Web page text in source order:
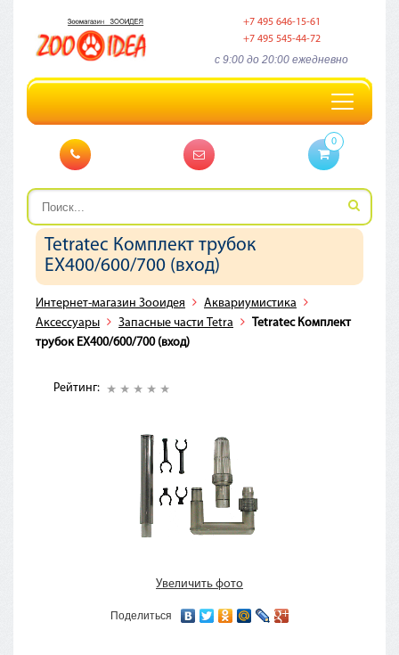
+7 495 646-15-61
+7 495 545-44-72
c 9:00 до 20:00 ежедневно
Toggle
navigation
0
Tetratec Комплект трубок
EX400/600/700 (вход)
Интернет-магазин Зооидея
Аквариумистика
Аксессуары
Запасные части Tetra
Tetratec Комплект
трубок EX400/600/700 (вход)
Рейтинг:
Увеличить фото
Поделиться